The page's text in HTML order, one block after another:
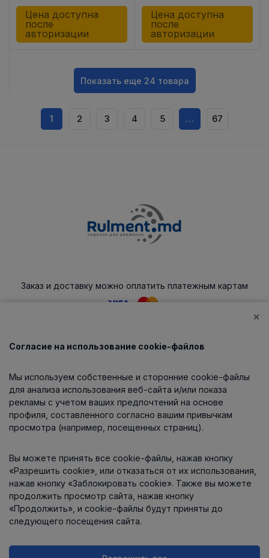
Цена доступна
после
авторизации
Цена доступна
после
авторизации
Показать еще 24 товара
1 2 3 4 5 … 67
Заказ и доставку можно оплатить платежным картам
Каталог
О компании
Информация
Контакты
×
Согласие на использование cookie-файлов
Мы используем собственные и сторонние cookie-файлы
для анализа использования веб-сайта и/или показа
рекламы с учетом ваших предпочтений на основе
профиля, составленного согласно вашим привычкам
просмотра (например, посещенных страниц).
Вы можете принять все cookie-файлы, нажав кнопку
«Разрешить cookie», или отказаться от их использования,
нажав кнопку «Заблокировать cookie». Также вы можете
продолжить просмотр сайта, нажав кнопку
«Продолжить», и cookie-файлы будут приняты до
следующего посещения сайта.